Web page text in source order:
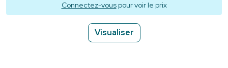
Connectez-vouspour voir le prix
Visualiser